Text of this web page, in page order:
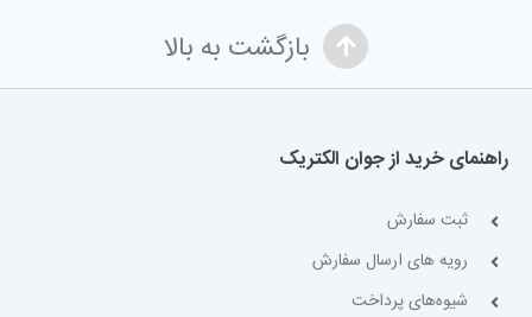
بازگشت به بالا
راهنمای خرید از جوان الکتریک
ثبت سفارش
رویه های ارسال سفارش
شیوه‌های پرداخت